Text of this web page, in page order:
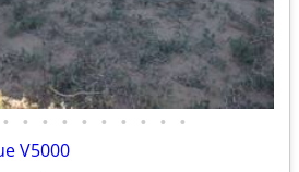
• • • • • • • • • •
V5000